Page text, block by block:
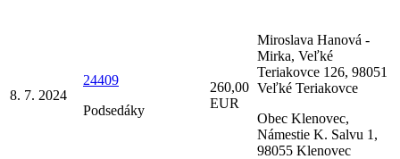
8. 7. 2024
24409
Podsedáky
260,00
EUR
Miroslava Hanová -
Mirka, Veľké
Teriakovce 126, 98051
Veľké Teriakovce
Obec Klenovec,
Námestie K. Salvu 1,
98055 Klenovec